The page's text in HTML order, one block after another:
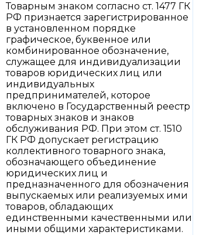
Товарным знаком согласно ст. 1477 ГК
РФ признается зарегистрированное
в установленном порядке
графическое, буквенное или
комбинированное обозначение,
служащее для индивидуализации
товаров юридических лиц или
индивидуальных
предпринимателей, которое
включено в Государственный реестр
товарных знаков и знаков
обслуживания РФ. При этом ст. 1510
ГК РФ допускает регистрацию
коллективного товарного знака,
обозначающего объединение
юридических лиц и
предназначенного для обозначения
выпускаемых или реализуемых ими
товаров, обладающих
единственными качественными или
иными общими характеристиками.